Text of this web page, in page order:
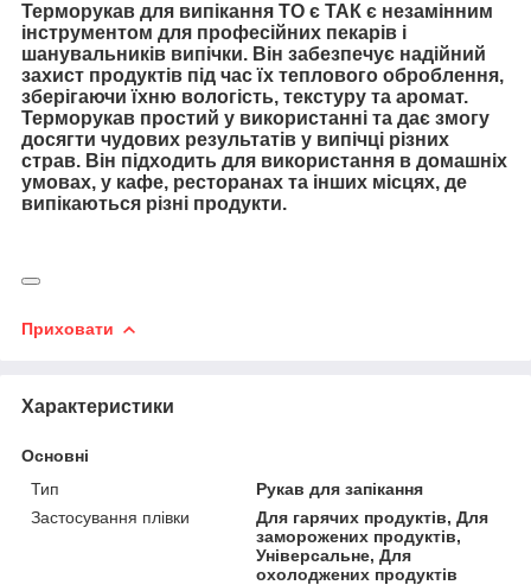
Терморукав для випікання ТО є ТАК є незамінним
інструментом для професійних пекарів і
шанувальників випічки. Він забезпечує надійний
захист продуктів під час їх теплового оброблення,
зберігаючи їхню вологість, текстуру та аромат.
Терморукав простий у використанні та дає змогу
досягти чудових результатів у випічці різних
страв. Він підходить для використання в домашніх
умовах, у кафе, ресторанах та інших місцях, де
випікаються різні продукти.
Приховати
Характеристики
Основні
Тип
Рукав для запікання
Застосування плівки
Для гарячих продуктів, Для
заморожених продуктів,
Універсальне, Для
охолоджених продуктів